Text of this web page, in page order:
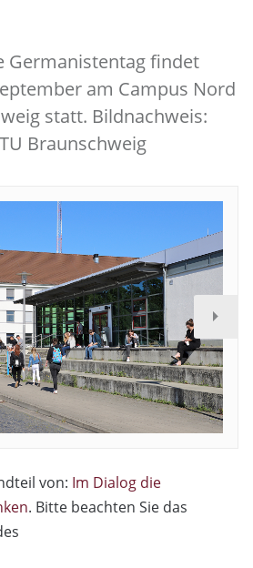
Germanistentag findet
am Campus Nord
statt. Bildnachweis:
Braunschweig
von: Im Dialog die
. Bitte beachten Sie das